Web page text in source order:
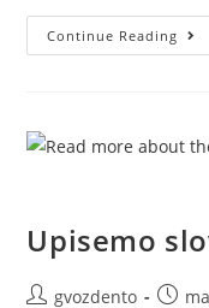
Continue Reading
Upisemo
gvozdento